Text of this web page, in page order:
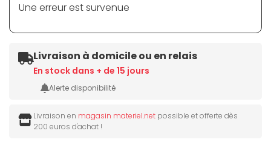
Une erreur est survenue
Livraison à domicile ou en relais
En stock dans + de 15 jours
Alerte disponibilité
Livraison en magasin materiel.net possible et offerte dès
200 euros d'achat !